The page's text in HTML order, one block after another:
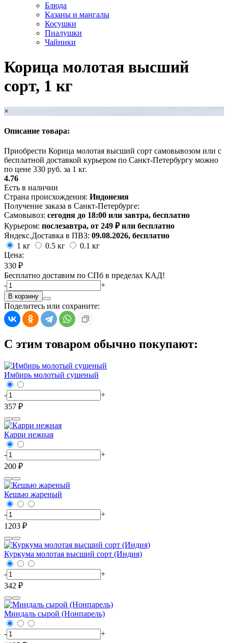
Блюда
Казаны и мангалы
Косушки
Пиалушки
Чайники
Корица молотая высший
сорт, 1 кг
×
Описание товара:
Приобрести Корица молотая высший сорт самовывозом или с
бесплатной доставкой курьером по Санкт-Петербургу можно
по цене 330 руб. за 1 кг.
4.76
Есть в наличии
Страна происхождения: Индонезия
Получение заказа в Санкт-Петербурге:
Самовывоз: сегодня до 18:00 или завтра, бесплатно
Курьером: послезавтра, от 249 ₽ или бесплатно
Яндекс.Доставка в ПВЗ: 09.08.2026, бесплатно
1 кг
0.5 кг
0.1 кг
Цена:
330 ₽
Бесплатно доставим по СПб в пределах КАД!
-
+
В корзину
Поделитесь или сохраните:
С этим товаром обычно покупают:
Имбирь молотый сушеный
-
+
357 ₽
Карри нежная
-
+
200 ₽
Кешью жареный
-
+
1203 ₽
Куркума молотая высший сорт (Индия)
-
+
342 ₽
Миндаль сырой (Нонпарель)
-
+